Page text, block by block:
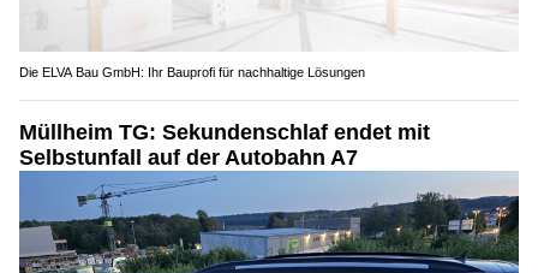
Die ELVA Bau GmbH: Ihr Bauprofi für nachhaltige Lösungen
Müllheim TG: Sekundenschlaf endet mit
Selbstunfall auf der Autobahn A7